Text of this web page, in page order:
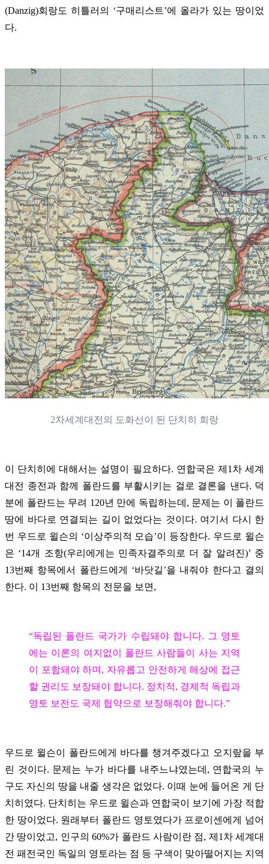
(Danzig)회랑도 히틀러의 ‘구매리스트’에 올라가 있는 땅이었
다.
2차세계대전의 도화선이 된 단치히 회랑
이 단치히에 대해서는 설명이 필요하다. 연합국은 제1차 세계
대전 종전과 함께 폴란드를 부활시키는 걸로 결론을 낸다. 덕
분에 폴란드는 무려 120년 만에 독립하는데, 문제는 이 폴란드
땅에 바다로 연결되는 길이 없었다는 것이다. 여기서 다시 한
번 우드로 윌슨의 ‘이상주의적 모습’이 등장한다. 우드로 윌슨
은 ‘14개 조항(우리에게는 민족자결주의로 더 잘 알려진)’ 중
13번째 항목에서 폴란드에게 ‘바닷길’을 내줘야 한다고 결의
한다. 이 13번째 항목의 전문을 보면,
“독립된 폴란드 국가가 수립돼야 합니다. 그 영토
에는 이론의 여지없이 폴란드 사람들이 사는 지역
이 포함돼야 하며, 자유롭고 안전하게 해상에 접근
할 권리도 보장돼야 합니다. 정치적, 경제적 독립과
영토 보전도 국제 협약으로 보장해줘야 합니다.”
우드로 윌슨이 폴란드에게 바다를 챙겨주겠다고 오지랖을 부
린 것이다. 문제는 누가 바다를 내주느냐였는데, 연합국의 누
구도 자신의 땅을 내줄 생각은 없었다. 이때 눈에 들어온 게 단
치히였다. 단치히는 우드로 윌슨과 연합국이 보기에 가장 적합
한 땅이었다. 원래부터 폴란드 영토였다가 프로이센에게 넘어
간 땅이었고, 인구의 60%가 폴란드 사람이란 점, 제1차 세계대
전 패전국인 독일의 영토라는 점 등 구색이 맞아떨어지는 지역